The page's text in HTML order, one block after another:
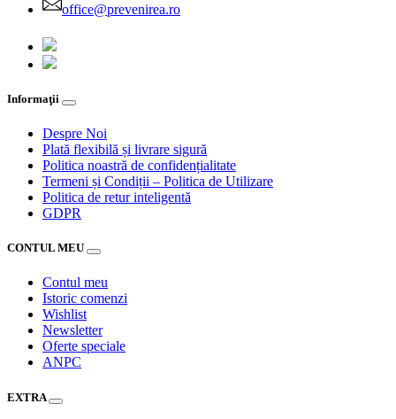
office@prevenirea.ro
Informaţii
Despre Noi
Plată flexibilă și livrare sigură
Politica noastră de confidențialitate
Termeni și Condiții – Politica de Utilizare
Politica de retur inteligentă
GDPR
CONTUL MEU
Contul meu
Istoric comenzi
Wishlist
Newsletter
Oferte speciale
ANPC
EXTRA